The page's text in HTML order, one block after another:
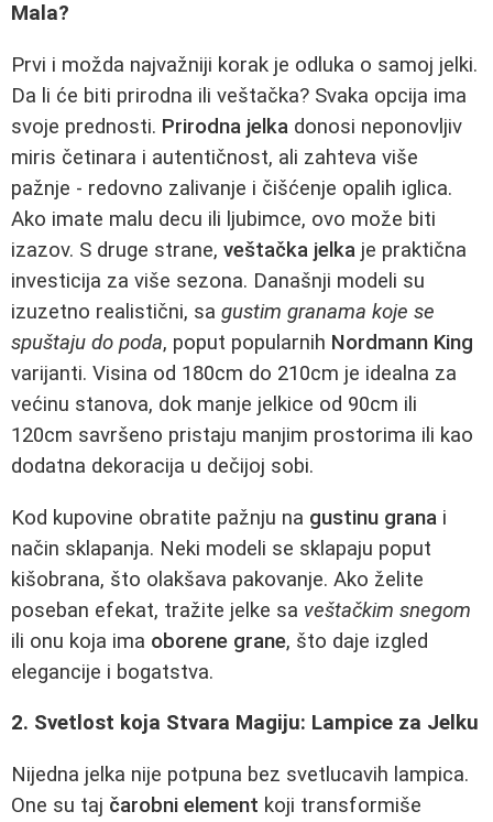
Mala?
Prvi i možda najvažniji korak je odluka o samoj jelki.
Da li će biti prirodna ili veštačka? Svaka opcija ima
svoje prednosti. Prirodna jelka donosi neponovljiv
miris četinara i autentičnost, ali zahteva više
pažnje - redovno zalivanje i čišćenje opalih iglica.
Ako imate malu decu ili ljubimce, ovo može biti
izazov. S druge strane, veštačka jelka je praktična
investicija za više sezona. Današnji modeli su
izuzetno realistični, sa gustim granama koje se
spuštaju do poda, poput popularnih Nordmann King
varijanti. Visina od 180cm do 210cm je idealna za
većinu stanova, dok manje jelkice od 90cm ili
120cm savršeno pristaju manjim prostorima ili kao
dodatna dekoracija u dečijoj sobi.
Kod kupovine obratite pažnju na gustinu grana i
način sklapanja. Neki modeli se sklapaju poput
kišobrana, što olakšava pakovanje. Ako želite
poseban efekat, tražite jelke sa veštačkim snegom
ili onu koja ima oborene grane, što daje izgled
elegancije i bogatstva.
2. Svetlost koja Stvara Magiju: Lampice za Jelku
Nijedna jelka nije potpuna bez svetlucavih lampica.
One su taj čarobni element koji transformiše